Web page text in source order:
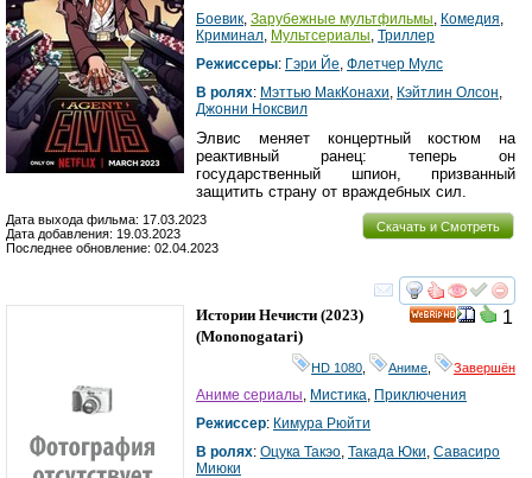
Боевик Зарубежные мультфильмы Комедия
Криминал Мультсериалы Триллер
Режиссеры: Гэри Йе Флетчер Мулс
В ролях: Мэттью МакКонахи Кэйтлин Олсон
Джонни Ноксвил
Элвис меняет концертный костюм на
реактивный ранец: теперь он
государственный шпион, призванный
защитить страну от враждебных сил.
Скачать и Смотреть
Дата выхода фильма: 17.03.2023
Дата добавления: 19.03.2023
Последнее обновление: 02.04.2023
смотреть
1
Истории Нечисти (2023)
(Mononogatari)
HD 1080, Аниме, Завершён
Аниме сериалы, Мистика, Приключения
Режиссер: Кимура Рюйти
В ролях: Оцука Такэо, Такада Юки, Савасиро
Миюки